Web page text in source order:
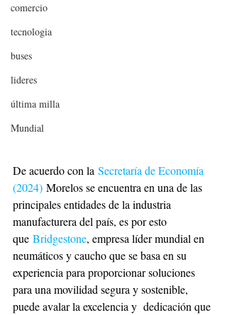
comercio
tecnologia
buses
lideres
última milla
Mundial
De acuerdo con la Secretaría de Economía
(2024) Morelos se encuentra en una de las
principales entidades de la industria
manufacturera del país, es por esto
que Bridgestone, empresa líder mundial en
neumáticos y caucho que se basa en su
experiencia para proporcionar soluciones
para una movilidad segura y sostenible,
puede avalar la excelencia y  dedicación que